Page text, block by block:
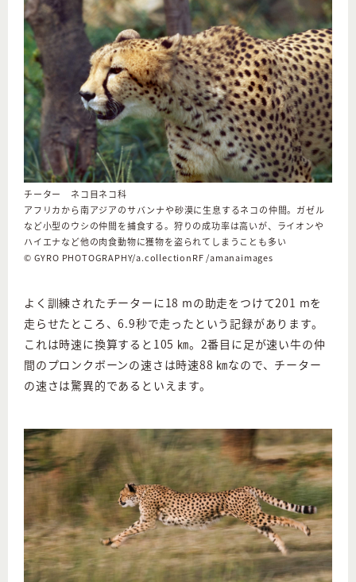
チーター ネコ目ネコ科
アフリカから南アジアのサバンナや砂漠に生息するネコの仲間。ガゼル
など小型のウシの仲間を捕食する。狩りの成功率は高いが、ライオンや
ハイエナなど他の肉食動物に獲物を盗られてしまうことも多い
©︎ GYRO PHOTOGRAPHY/a.collectionRF /amanaimages
よく訓練されたチーターに18 mの助走をつけて201 mを
走らせたところ、6.9秒で走ったという記録があります。
これは時速に換算すると105 ㎞。2番目に足が速い牛の仲
間のプロンクボーンの速さは時速88 ㎞なので、チーター
の速さは驚異的であるといえます。